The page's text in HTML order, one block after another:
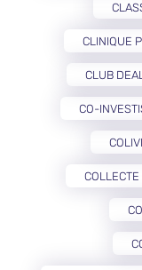
CLINIQUE
CLUB
CO-
COLLECTE